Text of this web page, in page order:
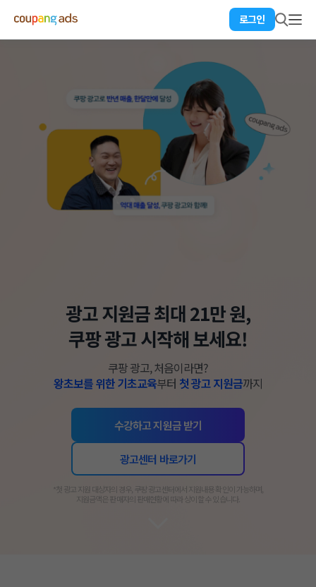
로그인
광고 지원금 최대 21만 원,
쿠팡 광고 시작해 보세요!
쿠팡 광고, 처음이라면?
왕초보를 위한 기초교육부터 첫 광고 지원금까지
수강하고 지원금 받기
광고센터 바로가기
​*첫 광고 지원 대상자의 경우, 쿠팡 광고센터에서 지원내용 확인이 가능하며,
지원금액은 판매자의 판매현황에 따라 상이할 수 있습니다.​